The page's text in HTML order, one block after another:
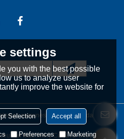
comunes
Noticia Privada
Machinery Co., LTDSupport By
settings
you with the best possible
us to analyze user
improve the website for
Selection Accept all
Preferences Marketing